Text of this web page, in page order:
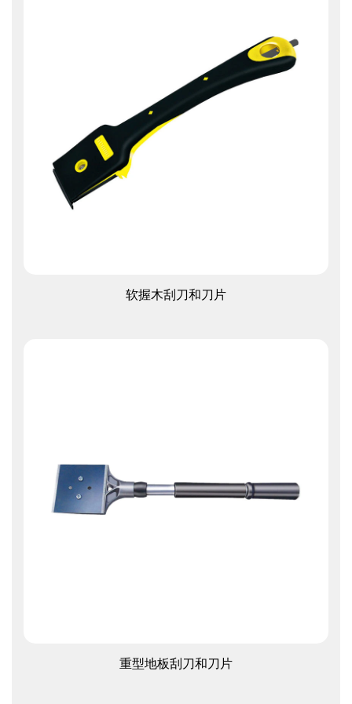
查看更多
软握木刮刀和刀片
查看更多
重型地板刮刀和刀片